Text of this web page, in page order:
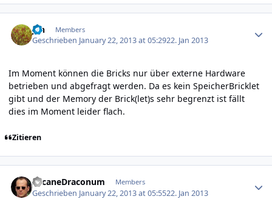
jan Members
Geschrieben January 22, 2013 at 05:2922. Jan 2013
Im Moment können die Bricks nur über externe Hardware
betrieben und abgefragt werden. Da es kein SpeicherBricklet
gibt und der Memory der Brick(let)s sehr begrenzt ist fällt
dies im Moment leider flach.
Zitieren
ArcaneDraconum Members
Geschrieben January 22, 2013 at 05:5522. Jan 2013